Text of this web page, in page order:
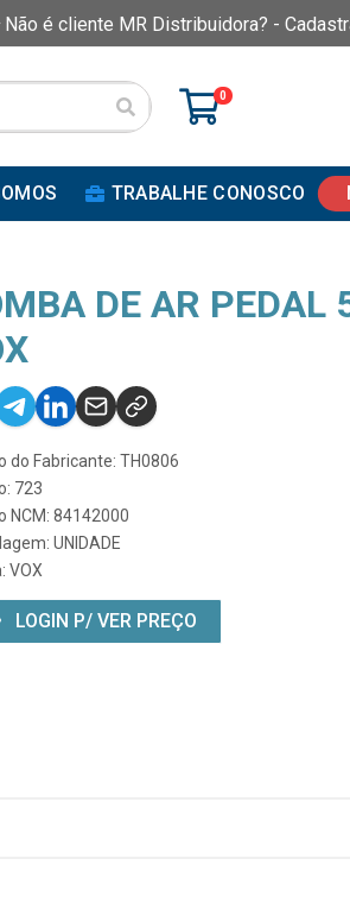
Não é cliente MR Distribuidora? -
0
TRABALHE CONOSCO
DE AR PEDAL
do Fabricante: TH0806
723
NCM: 84142000
UNIDADE
VOX
LOGIN P/ VER PREÇO